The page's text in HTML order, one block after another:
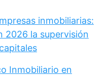
inmobiliarias:
2026 la supervisión
Inmobiliario en